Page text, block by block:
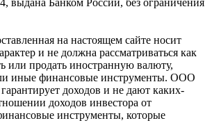
выдана Банком России, без ограничения
на настоящем сайте носит
и не должна рассматриваться как
или продать иностранную валюту,
иные финансовые инструменты. ООО
доходов и не дают каких-
доходов инвестора от
инструменты, которые